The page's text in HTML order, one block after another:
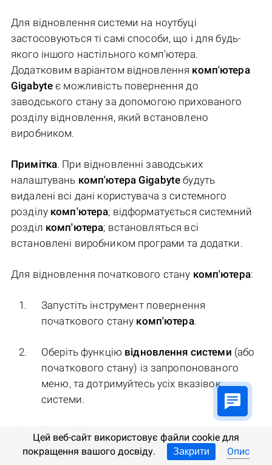
Для відновлення системи на ноутбуці
застосовуються ті самі способи, що і для будь-
якого іншого настільного комп'ютера.
Додатковим варіантом відновлення комп'ютера
Gigabyte є можливість повернення до
заводського стану за допомогою прихованого
розділу відновлення, який встановлено
виробником.
Примітка. При відновленні заводських
налаштувань комп'ютера Gigabyte будуть
видалені всі дані користувача з системного
розділу комп'ютера; відформатується системний
розділ комп'ютера; встановляться всі
встановлені виробником програми та додатки.
Для відновлення початкового стану комп'ютера:
Запустіть інструмент повернення
початкового стану комп'ютера.
Оберіть функцію відновлення системи (або
початкового стану) із запропонованого
меню, та дотримуйтесь усіх вказівок
системи.
Дочекайтеся закінчення процесу та
перезавантажте комп'ютер.
Цей веб-сайт використовує файли cookie для
покращення вашого досвіду.
Закрити Опис